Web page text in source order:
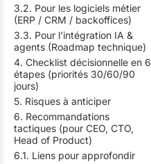
3.2. Pour les logiciels métier
(ERP / CRM / backoffices)
3.3. Pour l’intégration IA &
agents (Roadmap technique)
4. Checklist décisionnelle en 6
étapes (priorités 30/60/90
jours)
5. Risques à anticiper
6. Recommandations
tactiques (pour CEO, CTO,
Head of Product)
6.1. Liens pour approfondir